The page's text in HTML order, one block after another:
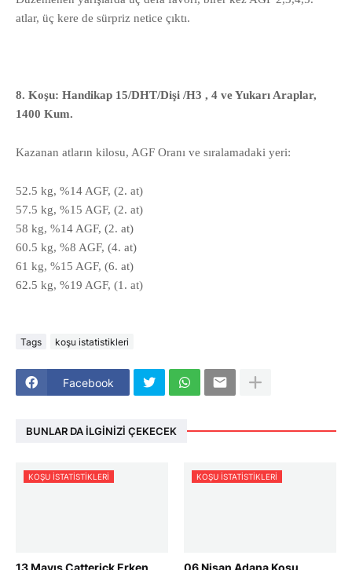
atlar, üç kere de sürpriz netice çıktı.
8. Koşu: Handikap 15/DHT/Dişi /H3 , 4 ve Yukarı Araplar,
1400 Kum.
Kazanan atların kilosu, AGF Oranı ve sıralamadaki yeri:
52.5 kg, %14 AGF, (2. at)
57.5 kg, %15 AGF, (2. at)
58 kg, %14 AGF, (2. at)
60.5 kg, %8 AGF, (4. at)
61 kg, %15 AGF, (6. at)
62.5 kg, %19 AGF, (1. at)
Tags koşu istatistikleri
Facebook
BUNLAR DA İLGINIZI ÇEKECEK
KOŞU ISTATISTIKLERI KOŞU ISTATISTIKLERI